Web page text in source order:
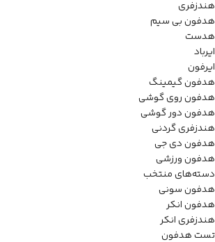
هندزفری
هدفون بی سیم
هدست
ایرباد
ایرفون
هدفون گیمینگ
هدفون روی گوشی
هدفون دور گوشی
هندزفری گردنی
هدفون دی جی
هدفون ورزشی
دسته‌های منتخب
هدفون سونی
هدفون انکر
هندزفری انکر
تست هدفون